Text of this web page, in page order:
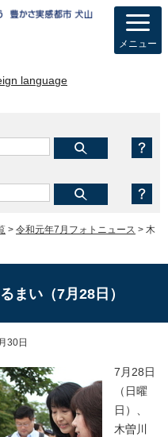
language
メニュー
> 令和元年7月フォトニュース > 木
まい（7月28日）
30日
7月28日
（日曜
日）、
木曽川